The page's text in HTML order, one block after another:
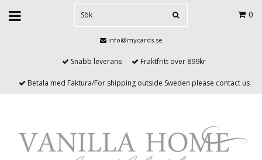
0
info@mycards.se
Snabb leverans Fraktfritt över 899kr
Betala med Faktura/For shipping outside Sweden please contact us